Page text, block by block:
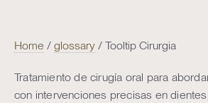
Home / glossary / Tooltip Cirurgia
Tratamiento de cirugía oral para
con intervenciones precisas en